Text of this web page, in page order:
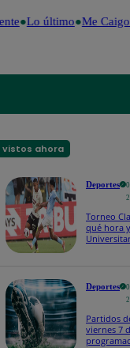
Lo último Me Caigo
vistos ahora
Deportes
Torneo
qué hora
Deportes
Partidos
viernes 7